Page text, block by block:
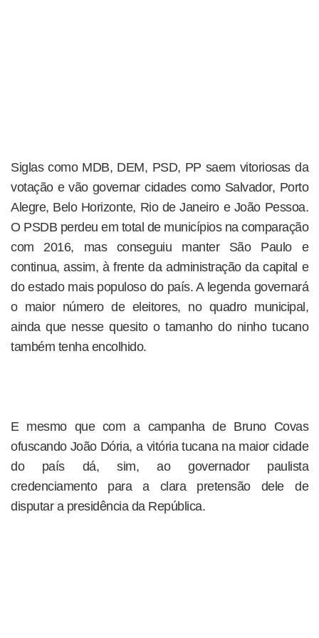
Siglas como MDB, DEM, PSD, PP saem vitoriosas da
votação e vão governar cidades como Salvador, Porto
Alegre, Belo Horizonte, Rio de Janeiro e João Pessoa.
O PSDB perdeu em total de municípios na comparação
com 2016, mas conseguiu manter São Paulo e
continua, assim, à frente da administração da capital e
do estado mais populoso do país. A legenda governará
o maior número de eleitores, no quadro municipal,
ainda que nesse quesito o tamanho do ninho tucano
também tenha encolhido.
E mesmo que com a campanha de Bruno Covas
ofuscando João Dória, a vitória tucana na maior cidade
do país dá, sim, ao governador paulista
credenciamento para a clara pretensão dele de
disputar a presidência da República.